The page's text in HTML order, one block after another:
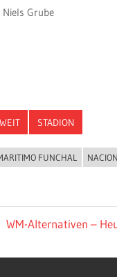
Grube
STADION
FUNCHAL
Nächster
WM-Alternativen –